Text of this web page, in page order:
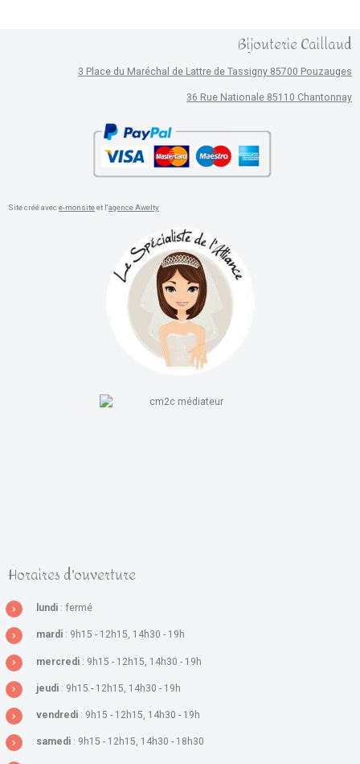
Bijouterie Caillaud
3 Place du Maréchal de Lattre de Tassigny 85700 Pouzauges
36 Rue Nationale 85110 Chantonnay
Site créé avece-monsiteet l'agence Awelty
Horaires d'ouverture
lundi : fermé
mardi : 9h15 - 12h15, 14h30 - 19h
mercredi : 9h15 - 12h15, 14h30 - 19h
jeudi : 9h15 - 12h15, 14h30 - 19h
vendredi : 9h15 - 12h15, 14h30 - 19h
samedi : 9h15 - 12h15, 14h30 - 18h30